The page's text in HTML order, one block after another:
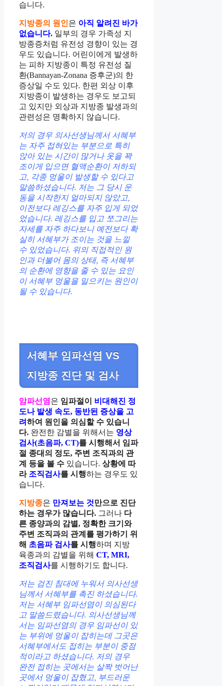
습니다.
지방종의 원인은 아직 알려진 바가
없습니다. 일부의 경우 가족성 지
방종증처럼 유전성 경향이 있는 경
우도 있습니다. 어린이에게 발생하
는 피하 지방종이 특정 유전성 질
환(Bannayan-Zonana 증후군)의 한
증상일 수도 있다. 한편 외상 이후
지방종이 발생하는 경우도 보고되
고 있지만 외상과 지방종 발생과의
관련성은 명확하지 않습니다.
저의 경우 의사선생님께서 서혜부
는 자주 접혀있는 부분으로 특히
앉아 있는 시간이 많거나 옷을 꽉
조이게 입으면 혈액순환이 저하되
고, 각종 멍울이 발생할 수 있다고
말씀하셨습니다. 저는 그 당시 운
동을 시작한지 얼마되지 않았고,
이전보다 레깅스를 자주 입게 되었
었습니다. 레깅스를 입고 쪼그리는
자세를 자주 하다보니 예전보다 확
실히 서혜부가 조이는 것을 느낄
수 있었습니다. 위의 직접적인 원
인과 더불어 몸의 상태, 즉 서혜부
의 순환에 영향을 줄 수 있는 요인
이 서혜부 멍울을 일으키는 원인이
될 수 있습니다.
서혜부 임파선염 VS
지방종 진단 및 검사
암파선염은 임파절이 비대해진 정
도나 발생 속도, 동반된 증상을 고
려하여 원인을 의심할 수 있습니
다. 완전한 감별을 위해서는 영상
검사(초음파, CT)를 시행해서 임파
절 종대의 정도, 주변 조직과의 관
계 등을 볼 수 있습니다. 상황에 따
라 조직검사를 시행하는 경우도 있
습니다.
지방종은 만져보는 것만으로 진단
하는 경우가 많습니다. 그러나 다
른 종양과의 감별, 정확한 크기와
주변 조직과의 관계를 평가하기 위
해 초음파 검사를 시행하며 지방
육종과의 감별을 위해 CT, MRI,
조직검사를 시행하기도 합니다.
저는 검진 침대에 누워서 의사선생
님께서 서혜부를 촉진 하셨습니다.
저는 서혜부 임파선염이 의심된다
고 말씀드렸습니다. 의사선생님께
서는 임파선염의 경우 임파선이 있
는 부위에 멍울이 잡히는데 그곳은
서혜부에서도 접히는 부분이 중점
적이라고 하셨습니다. 저의 경우
완전 접히는 곳에서는 살짝 벗어난
곳에서 멍울이 잡혔고, 부드러운